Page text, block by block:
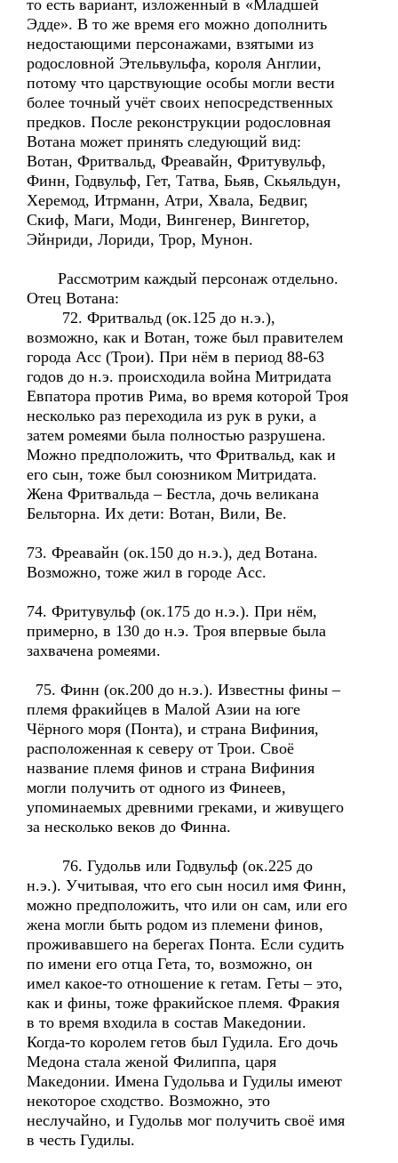
то есть вариант, изложенный в «Младшей
Эдде». В то же время его можно дополнить
недостающими персонажами, взятыми из
родословной Этельвульфа, короля Англии,
потому что царствующие особы могли вести
более точный учёт своих непосредственных
предков. После реконструкции родословная
Вотана может принять следующий вид:
Вотан, Фритвальд, Фреавайн, Фритувульф,
Финн, Годвульф, Гет, Татва, Бьяв, Скьяльдун,
Херемод, Итрманн, Атри, Хвала, Бедвиг,
Скиф, Маги, Моди, Вингенер, Вингетор,
Эйнриди, Лориди, Трор, Мунон.
Рассмотрим каждый персонаж отдельно.
Отец Вотана:
72. Фритвальд (ок.125 до н.э.),
возможно, как и Вотан, тоже был правителем
города Асс (Трои). При нём в период 88-63
годов до н.э. происходила война Митридата
Евпатора против Рима, во время которой Троя
несколько раз переходила из рук в руки, а
затем ромеями была полностью разрушена.
Можно предположить, что Фритвальд, как и
его сын, тоже был союзником Митридата.
Жена Фритвальда – Бестла, дочь великана
Бельторна. Их дети: Вотан, Вили, Ве.
73. Фреавайн (ок.150 до н.э.), дед Вотана.
Возможно, тоже жил в городе Асс.
74. Фритувульф (ок.175 до н.э.). При нём,
примерно, в 130 до н.э. Троя впервые была
захвачена ромеями.
75. Финн (ок.200 до н.э.). Известны фины –
племя фракийцев в Малой Азии на юге
Чёрного моря (Понта), и страна Вифиния,
расположенная к северу от Трои. Своё
название племя финов и страна Вифиния
могли получить от одного из Финеев,
упоминаемых древними греками, и живущего
за несколько веков до Финна.
76. Гудольв или Годвульф (ок.225 до
н.э.). Учитывая, что его сын носил имя Финн,
можно предположить, что или он сам, или его
жена могли быть родом из племени финов,
проживавшего на берегах Понта. Если судить
по имени его отца Гета, то, возможно, он
имел какое-то отношение к гетам. Геты – это,
как и фины, тоже фракийское племя. Фракия
в то время входила в состав Македонии.
Когда-то королем гетов был Гудила. Его дочь
Медона стала женой Филиппа, царя
Македонии. Имена Гудольва и Гудилы имеют
некоторое сходство. Возможно, это
неслучайно, и Гудольв мог получить своё имя
в честь Гудилы.